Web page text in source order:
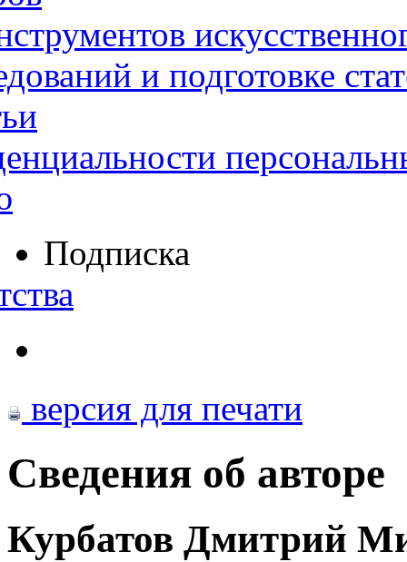
и подготовке
Подписка
версия для печати
Сведения об авторе
Курбатов Дмитрий